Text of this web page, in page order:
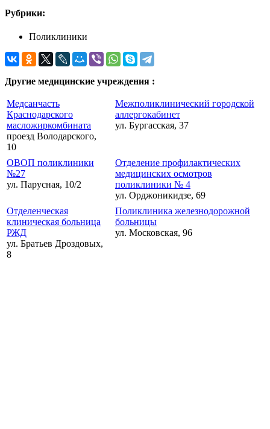
Рубрики:
Поликлиники
Другие медицинские учреждения :
Медсанчасть
Краснодарского
масложиркомбината
проезд Володарского,
10
Межполиклинический городской
аллергокабинет
ул. Бургасская, 37
ОВОП поликлиники
№27
ул. Парусная, 10/2
Отделение профилактических
медицинских осмотров
поликлиники № 4
ул. Орджоникидзе, 69
Отделенческая
клиническая больница
РЖД
ул. Братьев Дроздовых,
8
Поликлиника железнодорожной
больницы
ул. Московская, 96